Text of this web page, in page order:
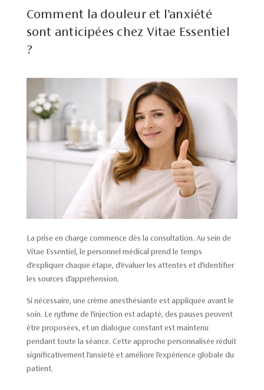
Comment la douleur et l’anxiété
sont anticipées chez Vitae Essentiel
?
La prise en charge commence dès la consultation. Au sein de
Vitae Essentiel, le personnel médical prend le temps
d’expliquer chaque étape, d’évaluer les attentes et d’identifier
les sources d’appréhension.
Si nécessaire, une crème anesthésiante est appliquée avant le
soin. Le rythme de l’injection est adapté, des pauses peuvent
être proposées, et un dialogue constant est maintenu
pendant toute la séance. Cette approche personnalisée réduit
significativement l’anxiété et améliore l’expérience globale du
patient.